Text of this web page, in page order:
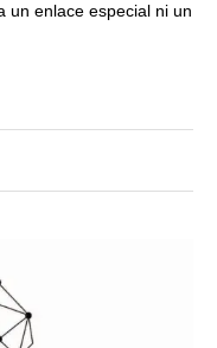
un enlace especial ni un